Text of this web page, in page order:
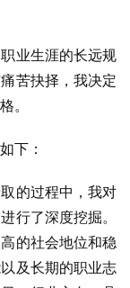
业生涯的长远规
苦抉择，我决定
。
下：
的过程中，我对
行了深度挖掘。
的社会地位和稳
及长期的职业志